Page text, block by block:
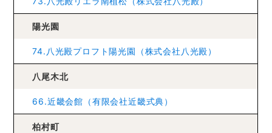
陽光園
74.八光殿プロフト陽光園（株式会社八光殿）
八尾木北
66.近畿会館（有限会社近畿式典）
柏村町